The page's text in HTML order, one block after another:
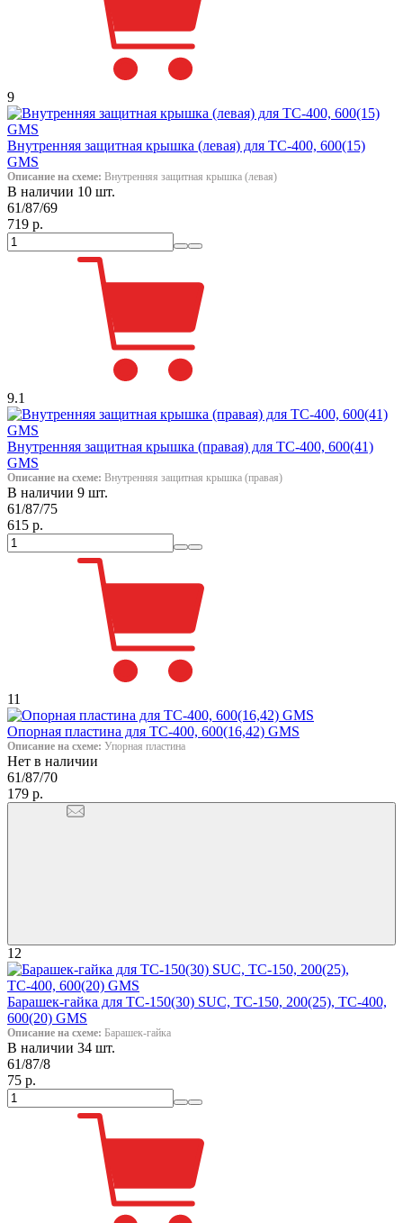
9
Внутренняя защитная крышка (левая) для ТС-400, 600(15)
GMS
Описание на схеме: Внутренняя защитная крышка (левая)
В наличии 10 шт.
61/87/69
719 р.
9.1
Внутренняя защитная крышка (правая) для ТС-400, 600(41)
GMS
Описание на схеме: Внутренняя защитная крышка (правая)
В наличии 9 шт.
61/87/75
615 р.
11
Опорная пластина для ТС-400, 600(16,42) GMS
Описание на схеме: Упорная пластина
Нет в наличии
61/87/70
179 р.
12
Барашек-гайка для ТС-150(30) SUC, ТС-150, 200(25), ТС-400,
600(20) GMS
Описание на схеме: Барашек-гайка
В наличии 34 шт.
61/87/8
75 р.